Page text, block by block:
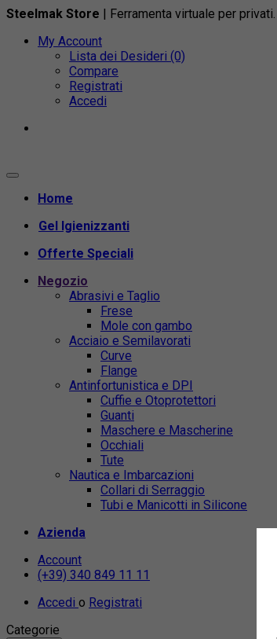
Steelmak Store | Ferramenta virtuale per privati.
My Account
Lista dei Desideri (0)
Compare
Registrati
Accedi
Home
Gel Igienizzanti
Offerte Speciali
Negozio
Abrasivi e Taglio
Frese
Mole con gambo
Acciaio e Semilavorati
Curve
Flange
Antinfortunistica e DPI
Cuffie e Otoprotettori
Guanti
Maschere e Mascherine
Occhiali
Tute
Nautica e Imbarcazioni
Collari di Serraggio
Tubi e Manicotti in Silicone
Azienda
Account
(+39) 340 849 11 11
Accedi o Registrati
Categorie